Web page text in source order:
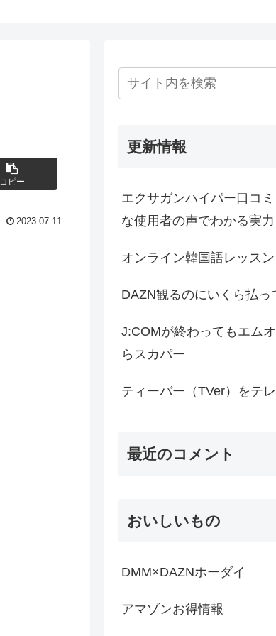
コピー
2023.07.11
更新情報
エクサガンハイパー口コ
な使用者の声でわかる実力
オンライン韓国語レッスン
DAZN観るのにいくら払っ
J:COMが終わってもエム
らスカパー
ティーバー（TVer）をテ
最近のコメント
おいしいもの
DMM×DAZNホーダイ
アマゾンお得情報